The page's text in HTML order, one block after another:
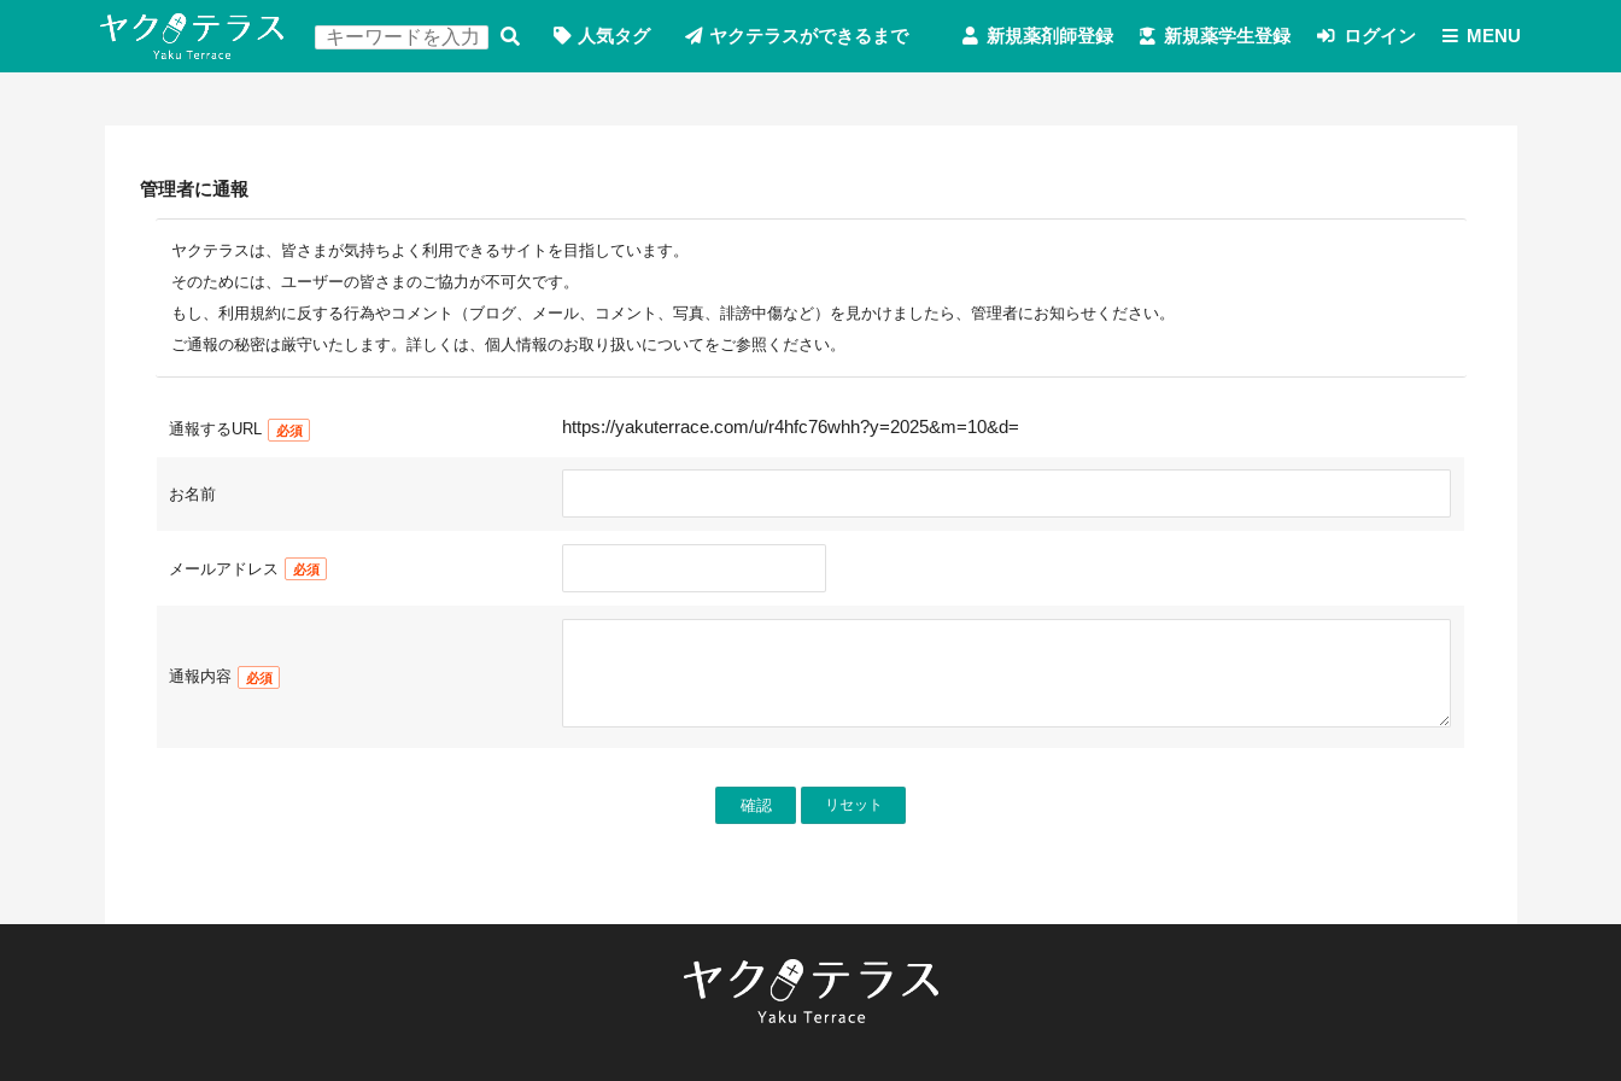
人気タグ ヤクテラスができるまで 新規薬剤師登録 新規薬学生登録 ログイン MENU
管理者に通報
ヤクテラスは、皆さまが気持ちよく利用できるサイトを目指しています。
そのためには、ユーザーの皆さまのご協力が不可欠です。
もし、利用規約に反する行為やコメント（ブログ、メール、コメント、写真、誹謗中傷など）を見かけましたら、管理者にお知らせください。
ご通報の秘密は厳守いたします。詳しくは、個人情報のお取り扱いについてをご参照ください。
通報するURL https://yakuterrace.com/u/r4hfc76whh?y=2025&m=10&d=
お名前
メールアドレス
通報内容